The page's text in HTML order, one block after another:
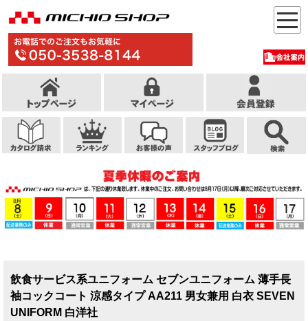
飲食サービス系ユニフォーム セブンユニフォーム 薄手長
袖コックコート 涼感タイプ AA211 男女兼用 白衣 SEVEN
UNIFORM 白洋社